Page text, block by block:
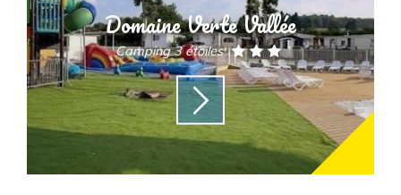
Domaine Verte Vallée
Camping 3 étoiles